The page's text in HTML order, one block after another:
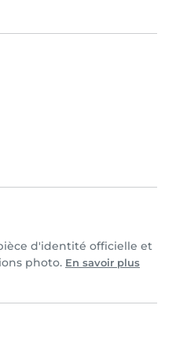
d'identité officielle et
photo. En savoir plus